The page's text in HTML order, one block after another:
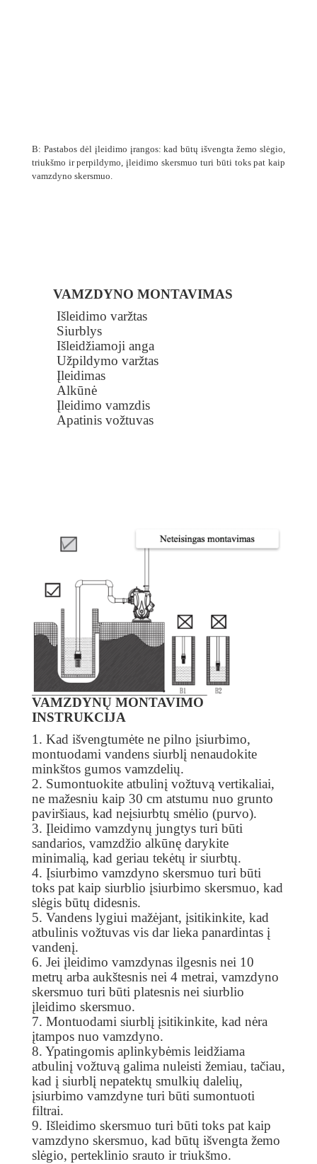
B: Pastabos dėl įleidimo įrangos: kad būtų išvengta žemo slėgio,
triukšmo ir perpildymo, įleidimo skersmuo turi būti toks pat kaip
vamzdyno skersmuo.
VAMZDYNO MONTAVIMAS
Išleidimo varžtas
Siurblys
Išleidžiamoji anga
Užpildymo varžtas
Įleidimas
Alkūnė
Įleidimo vamzdis
Apatinis vožtuvas
VAMZDYNŲ MONTAVIMO
INSTRUKCIJA
1. Kad išvengtumėte ne pilno įsiurbimo,
montuodami vandens siurblį nenaudokite
minkštos gumos vamzdelių.
2. Sumontuokite atbulinį vožtuvą vertikaliai,
ne mažesniu kaip 30 cm atstumu nuo grunto
paviršiaus, kad neįsiurbtų smėlio (purvo).
3. Įleidimo vamzdynų jungtys turi būti
sandarios, vamzdžio alkūnę darykite
minimalią, kad geriau tekėtų ir siurbtų.
4. Įsiurbimo vamzdyno skersmuo turi būti
toks pat kaip siurblio įsiurbimo skersmuo, kad
slėgis būtų didesnis.
5. Vandens lygiui mažėjant, įsitikinkite, kad
atbulinis vožtuvas vis dar lieka panardintas į
vandenį.
6. Jei įleidimo vamzdynas ilgesnis nei 10
metrų arba aukštesnis nei 4 metrai, vamzdyno
skersmuo turi būti platesnis nei siurblio
įleidimo skersmuo.
7. Montuodami siurblį įsitikinkite, kad nėra
įtampos nuo vamzdyno.
8. Ypatingomis aplinkybėmis leidžiama
atbulinį vožtuvą galima nuleisti žemiau, tačiau,
kad į siurblį nepatektų smulkių dalelių,
įsiurbimo vamzdyne turi būti sumontuoti
filtrai.
9. Išleidimo skersmuo turi būti toks pat kaip
vamzdyno skersmuo, kad būtų išvengta žemo
slėgio, perteklinio srauto ir triukšmo.